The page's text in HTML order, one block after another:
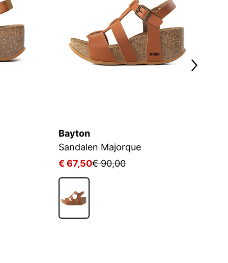
Bayton
Sandalen Majorque
€ 67,50€ 90,00